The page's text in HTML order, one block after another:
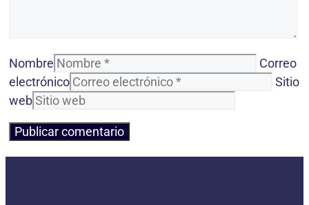
Nombre
Correo
electrónico
Sitio
web